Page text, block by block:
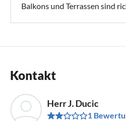
Balkons und Terrassen sind
Kontakt
Herr J. Ducic
1